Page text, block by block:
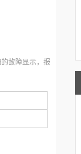
故障显示，报